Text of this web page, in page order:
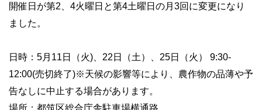
開催日が第2 4火曜日と第4土曜日の月 3回に変更になり
ました。
日時： 5月 11 日（火) 22 日（土）、 25日（火）
9:30-
12:00(売切終了)※天候の影響等により、農作物の品薄や予
告なしに中止する場合があります。